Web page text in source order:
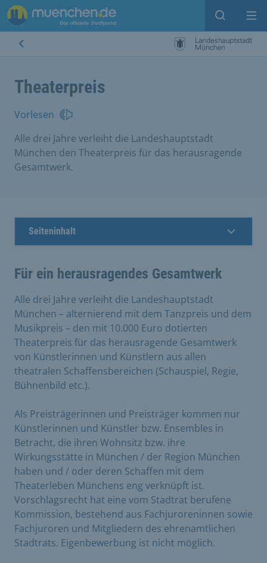
Suche
Theaterpreis
Vorlesen
Alle drei Jahre verleiht die Landeshauptstadt
München den Theaterpreis für das herausragende
Gesamtwerk.
Seiteninhalt
Für ein herausragendes Gesamtwerk
Alle drei Jahre verleiht die Landeshauptstadt
München – alternierend mit dem Tanzpreis und dem
Musikpreis – den mit 10.000 Euro dotierten
Theaterpreis für das herausragende Gesamtwerk
von Künstlerinnen und Künstlern aus allen
theatralen Schaffensbereichen (Schauspiel, Regie,
Bühnenbild etc.).
Als Preisträgerinnen und Preisträger kommen nur
Künstlerinnen und Künstler bzw. Ensembles in
Betracht, die ihren Wohnsitz bzw. ihre
Wirkungsstätte in München / der Region München
haben und / oder deren Schaffen mit dem
Theaterleben Münchens eng verknüpft ist.
Vorschlagsrecht hat eine vom Stadtrat berufene
Kommission, bestehend aus Fachjuroreninnen sowie
Fachjuroren und Mitgliedern des ehrenamtlichen
Stadtrats. Eigenbewerbung ist nicht möglich.